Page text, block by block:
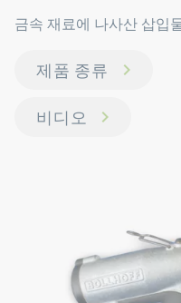
금속 재료에 나사산 삽입
제품 종류
비디오